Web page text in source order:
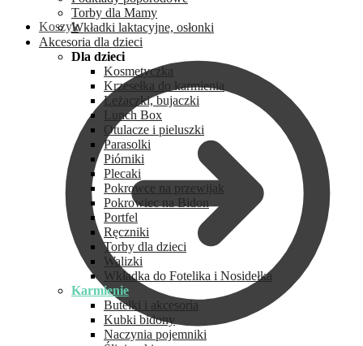
Koszyk
Torby dla Mamy
Wkładki laktacyjne, osłonki
Akcesoria dla dzieci
Dla dzieci
Kosmetyczka
Krzesełka do karmienia
Leżaczki, bujaczki
Lunch Box
Otulacze i pieluszki
Parasolki
Piórniki
Plecaki
Pokrowce na przewijak
Pokrowiec na Bidon
Portfel
Ręczniki
Torby dla dzieci
Walizki
Wkładka do Fotelika i Nosidełka
Karmienie
Butelki i akcesoria
Kubki bidony
Naczynia pojemniki